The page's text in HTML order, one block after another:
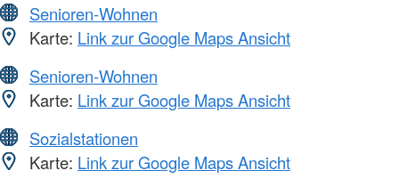
Senioren-Wohnen
Karte: Link zur Google Maps Ansicht
Senioren-Wohnen
Karte: Link zur Google Maps Ansicht
Sozialstationen
Karte: Link zur Google Maps Ansicht